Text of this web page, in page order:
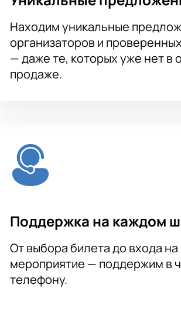
часом. Успейте сделать заказ,
станут вашими. Сохраните
Находим уникальные
организаторов и
— даже те, которых уже нет в
продаже.
Поддержка на каждом
От выбора билета до входа на
мероприятие — поддержим в
телефону.